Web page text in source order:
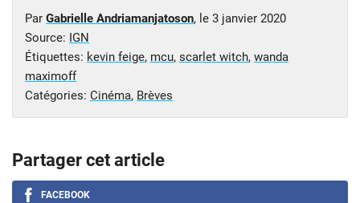
Par Gabrielle Andriamanjatoson, le 3 janvier 2020
Source: IGN
Étiquettes: kevin feige, mcu, scarlet witch, wanda
maximoff
Catégories: Cinéma, Brèves
Partager cet article
FACEBOOK